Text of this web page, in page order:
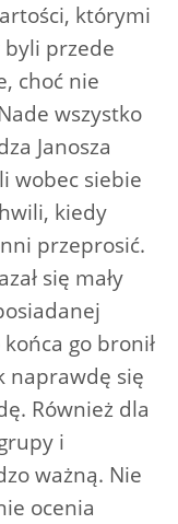
którymi
byli przede
choć nie
wszystko
Janosza
wobec siebie
kiedy
przeprosić.
się mały
go bronił
naprawdę się
Również dla
i
ważną. Nie
ocenia